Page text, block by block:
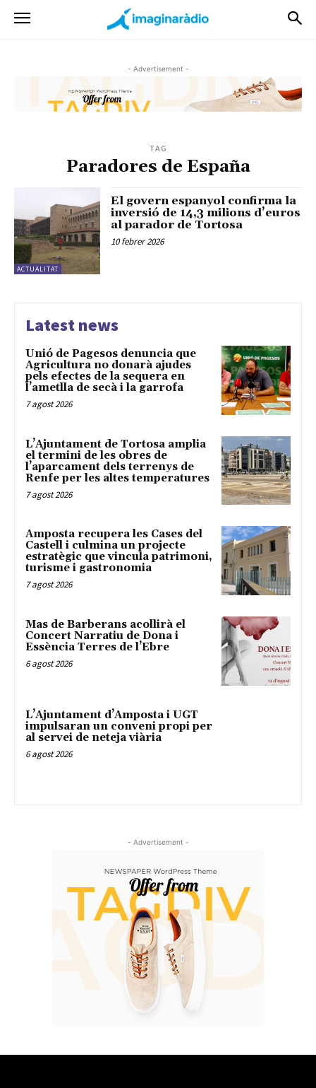
- Advertisement -
TAG
Paradores de España
ACTUALITAT
El govern espanyol confirma la
inversió de 14,3 milions d’euros
al parador de Tortosa
10 febrer 2026
Latest news
Unió de Pagesos denuncia que
Agricultura no donarà ajudes
pels efectes de la sequera en
l’ametlla de secà i la garrofa
7 agost 2026
L’Ajuntament de Tortosa amplia
el termini de les obres de
l’aparcament dels terrenys de
Renfe per les altes temperatures
7 agost 2026
Amposta recupera les Cases del
Castell i culmina un projecte
estratègic que vincula patrimoni,
turisme i gastronomia
7 agost 2026
Mas de Barberans acollirà el
Concert Narratiu de Dona i
Essència Terres de l’Ebre
6 agost 2026
L’Ajuntament d’Amposta i UGT
impulsaran un conveni propi per
al servei de neteja viària
6 agost 2026
- Advertisement -